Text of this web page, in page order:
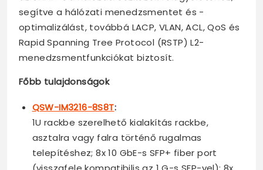
segítve a hálózati menedzsmentet és -
optimalizálást, továbbá LACP, VLAN, ACL, QoS és
Rapid Spanning Tree Protocol (RSTP) L2-
menedzsmentfunkciókat biztosít.
Főbb tulajdonságok
QSW-IM3216-8S8T:
1U rackbe szerelhető kialakítás rackbe,
asztalra vagy falra történő rugalmas
telepítéshez; 8x 10 GbE-s SFP+ fiber port